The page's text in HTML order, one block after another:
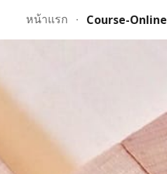
Skip to main content
หน้าแรก Course-Online